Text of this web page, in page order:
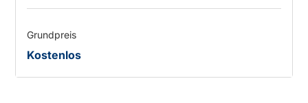
Grundpreis
Kostenlos